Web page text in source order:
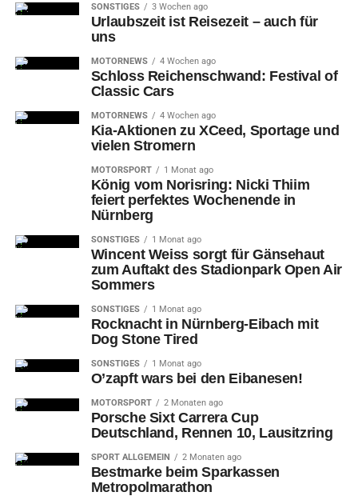
SONSTIGES 3 Wochen ago
Urlaubszeit ist Reisezeit – auch für
uns
MOTORNEWS 4 Wochen ago
Schloss Reichenschwand: Festival of
Classic Cars
MOTORNEWS 4 Wochen ago
Kia-Aktionen zu XCeed, Sportage und
vielen Stromern
MOTORSPORT 1 Monat ago
König vom Norisring: Nicki Thiim
feiert perfektes Wochenende in
Nürnberg
SONSTIGES 1 Monat ago
Wincent Weiss sorgt für Gänsehaut
zum Auftakt des Stadionpark Open Air
Sommers
SONSTIGES 1 Monat ago
Rocknacht in Nürnberg-Eibach mit
Dog Stone Tired
SONSTIGES 1 Monat ago
O’zapft wars bei den Eibanesen!
MOTORSPORT 2 Monaten ago
Porsche Sixt Carrera Cup
Deutschland, Rennen 10, Lausitzring
SPORT ALLGEMEIN 2 Monaten ago
Bestmarke beim Sparkassen
Metropolmarathon